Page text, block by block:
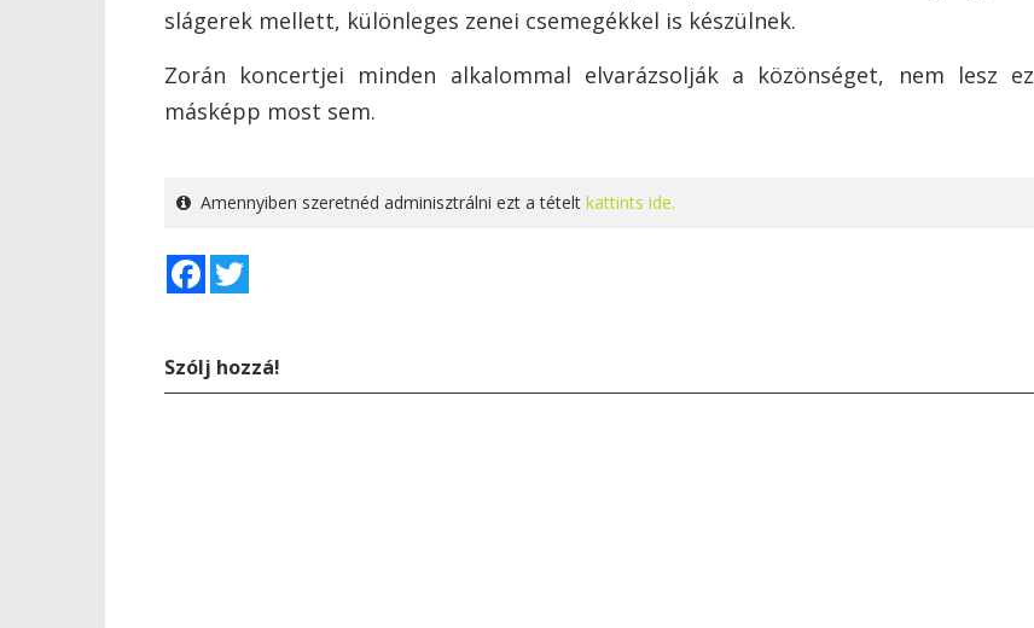
slágerek mellett, különleges zenei csemegékkel is készülnek.
Zorán koncertjei minden alkalommal elvarázsolják a közönséget, nem lesz ez
másképp most sem.
Amennyiben szeretnéd adminisztrálni ezt a tételt kattints ide.
Facebook
Szólj hozzá!